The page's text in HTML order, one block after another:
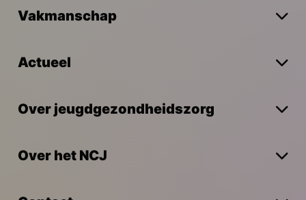
Vakmanschap
Actueel
Over jeugdgezondheidszorg
Over het NCJ